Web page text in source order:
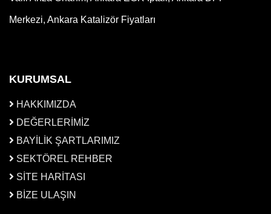
Merkezi, Ankara Katalizör Fiyatları
KURUMSAL
HAKKIMIZDA
DEĞERLERİMİZ
BAYİLİK ŞARTLARIMIZ
SEKTÖREL REHBER
SİTE HARİTASI
BİZE ULAŞIN